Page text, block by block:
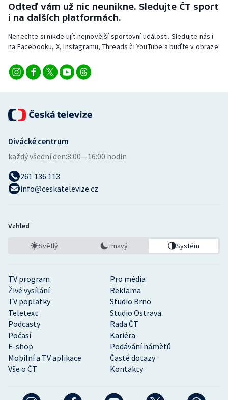
Odteď vám už nic neunikne. Sledujte ČT sport
i na dalších platformách.
Nenechte si nikde ujít nejnovější sportovní události. Sledujte nás i
na Facebooku, X, Instagramu, Threads či YouTube a buďte v obraze.
TV program
Pro média
Živé vysílání
Reklama
TV poplatky
Studio Brno
Teletext
Studio Ostrava
Podcasty
Rada ČT
Počasí
Kariéra
E-shop
Podávání námětů
Mobilní a TV aplikace
Časté dotazy
Vše o ČT
Kontakty
Divácké centrum
každý všední den:8:00—16:00 hodin
261 136 113
info@ceskatelevize.cz
Vzhled
Světlý Tmavý Systém